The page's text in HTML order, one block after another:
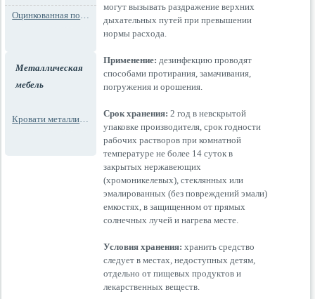
Оцинкованная посуда
Металлическая
мебель
Кровати металлические
могут вызывать раздражение верхних
дыхательных путей при превышении
нормы расхода.
Применение: дезинфекцию проводят
способами протирания, замачивания,
погружения и орошения.
Срок хранения: 2 год в невскрытой
упаковке производителя, срок годности
рабочих растворов при комнатной
температуре не более 14 суток в
закрытых нержавеющих
(хромоникелевых), стеклянных или
эмалированных (без повреждений эмали)
емкостях, в защищенном от прямых
солнечных лучей и нагрева месте.
Условия хранения: хранить средство
следует в местах, недоступных детям,
отдельно от пищевых продуктов и
лекарственных веществ.